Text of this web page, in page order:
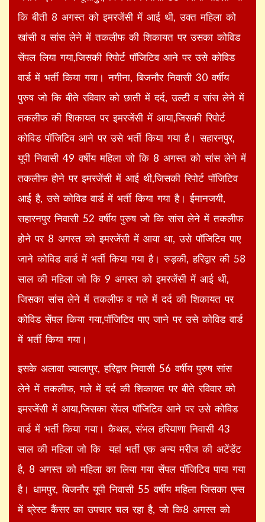
कि बीती 8 अगस्त को इमरजेंसी में आई थी, उक्त महिला को
खांसी व सांस लेने में तकलीफ की शिकायत पर उसका कोविड
सेंपल लिया गया,जिसकी रिपोर्ट पॉजिटिव आने पर उसे कोविड
वार्ड में भर्ती किया गया। नगीना, बिजनौर निवासी 30 वर्षीय
पुरुष जो कि बीते रविवार को छाती में दर्द, उल्टी व सांस लेने में
तकलीफ की शिकायत पर इमरजेंसी में आया,जिसकी रिपोर्ट
कोविड पॉजिटिव आने पर उसे भर्ती किया गया है। सहारनपुर,
यूपी निवासी 49 वर्षीय महिला जो कि 8 अगस्त को सांस लेने में
तकलीफ होने पर इमरजेंसी में आई थी,जिसकी रिपोर्ट पॉजिटिव
आई है, उसे कोविड वार्ड में भर्ती किया गया है। ईमानजयी,
सहारनपुर निवासी 52 वर्षीय पुरुष जो कि सांस लेने में तकलीफ
होने पर 8 अगस्त को इमरजेंसी में आया था, उसे पॉजिटिव पाए
जाने कोविड वार्ड में भर्ती किया गया है। रुड़की, हरिद्वार की 58
साल की महिला जो कि 9 अगस्त को इमरजेंसी में आई थी,
जिसका सांस लेने में तकलीफ व गले में दर्द की शिकायत पर
कोविड सेंपल किया गया,पॉजिटिव पाए जाने पर उसे कोविड वार्ड
में भर्ती किया गया।
इसके अलावा ज्वालापुर, हरिद्वार निवासी 56 वर्षीय पुरुष सांस
लेने में तकलीफ, गले में दर्द की शिकायत पर बीते रविवार को
इमरजेंसी में आया,जिसका सेंपल पॉजिटिव आने पर उसे कोविड
वार्ड में भर्ती किया गया। कैथल, संभल हरियाणा निवासी 43
साल की महिला जो कि यहां भर्ती एक अन्य मरीज की अटेंडेंट
है, 8 अगस्त को महिला का लिया गया सेंपल पॉजिटिव पाया गया
है। धामपुर, बिजनौर यूपी निवासी 55 वर्षीय महिला जिसका एम्स
में ब्रेस्ट कैंसर का उपचार चल रहा है, जो कि8 अगस्त को